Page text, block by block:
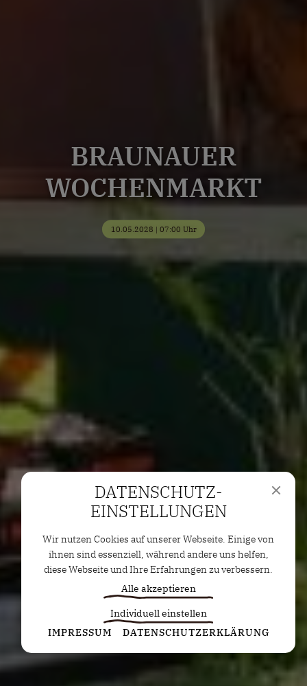
BRAUNAUER
WOCHENMARKT
10.05.2028 | 07:00 Uhr
DATENSCHUTZ­
EINSTELLUNGEN
Wir nutzen Cookies auf unserer Webseite. Einige von
ihnen sind essenziell, während andere uns helfen,
diese Webseite und Ihre Erfahrungen zu verbessern.
Alle akzeptieren
Individuell einstellen
Statistiken
Diese Cookies erfassen anonyme Statistiken. Diese
Informationen helfen uns zu verstehen, wie wir
unsere Website noch weiter optimieren können.
IMPRESSUM DATENSCHUTZERKLÄRUNG